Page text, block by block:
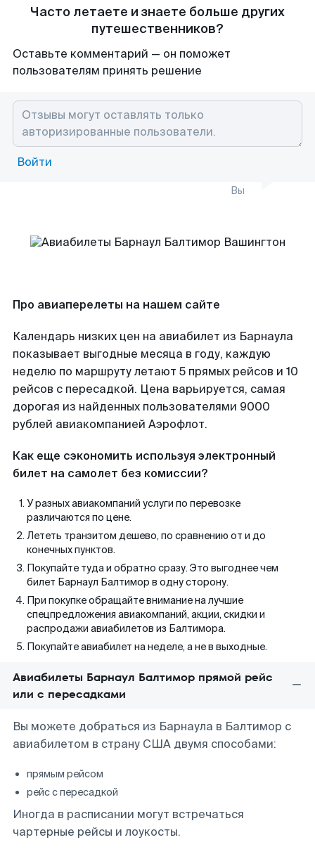
Часто летаете и знаете больше других
путешественников?
Оставьте комментарий — он поможет
пользователям принять решение
Войти
Вы
Про авиаперелеты на нашем сайте
Календарь низких цен на авиабилет из Барнаула
показывает выгодные месяца в году, каждую
неделю по маршруту летают 5 прямых рейсов и 10
рейсов с пересадкой. Цена варьируется, самая
дорогая из найденных пользователями 9000
рублей авиакомпанией Аэрофлот.
Как еще сэкономить используя электронный
билет на самолет без комиссии?
У разных авиакомпаний услуги по перевозке
различаются по цене.
Лететь транзитом дешево, по сравнению от и до
конечных пунктов.
Покупайте туда и обратно сразу. Это выгоднее чем
билет Барнаул Балтимор в одну сторону.
При покупке обращайте внимание на лучшие
спецпредложения авиакомпаний, акции, скидки и
распродажи авиабилетов из Балтимора.
Покупайте авиабилет на неделе, а не в выходные.
Авиабилеты Барнаул Балтимор прямой рейс
или с пересадками
Вы можете добраться из Барнаула в Балтимор с
авиабилетом в страну США двумя способами:
прямым рейсом
рейс с пересадкой
Иногда в расписании могут встречаться
чартерные рейсы и лоукосты.